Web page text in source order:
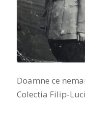
Doamne ce
Colectia Filip-